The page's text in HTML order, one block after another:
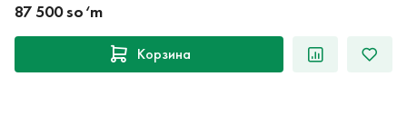
87 500 so‘m
Корзина